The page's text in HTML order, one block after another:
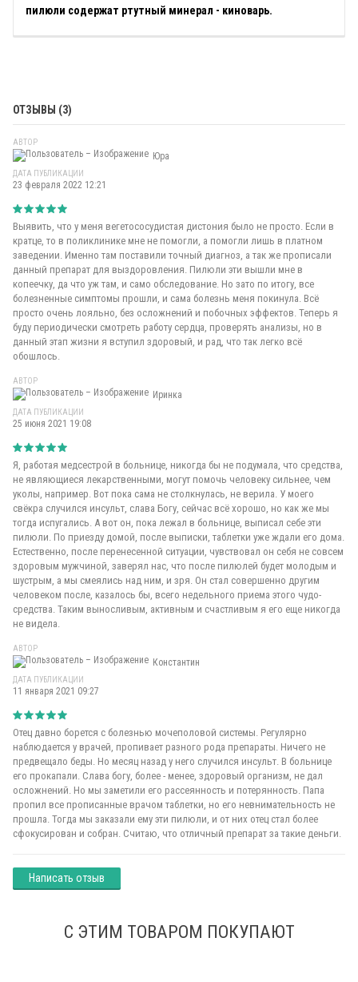
пилюли содержат ртутный минерал - киноварь.
ОТЗЫВЫ (3)
АВТОР
Юра
ДАТА ПУБЛИКАЦИИ
23 февраля 2022 12:21
Выявить, что у меня вегетососудистая дистония было не просто. Если в
кратце, то в поликлинике мне не помогли, а помогли лишь в платном
заведении. Именно там поставили точный диагноз, а так же прописали
данный препарат для выздоровления. Пилюли эти вышли мне в
копеечку, да что уж там, и само обследование. Но зато по итогу, все
болезненные симптомы прошли, и сама болезнь меня покинула. Всё
просто очень лояльно, без осложнений и побочных эффектов. Теперь я
буду периодически смотреть работу сердца, проверять анализы, но в
данный этап жизни я вступил здоровый, и рад, что так легко всё
обошлось.
АВТОР
Иринка
ДАТА ПУБЛИКАЦИИ
25 июня 2021 19:08
Я, работая медсестрой в больнице, никогда бы не подумала, что средства,
не являющиеся лекарственными, могут помочь человеку сильнее, чем
уколы, например. Вот пока сама не столкнулась, не верила. У моего
свёкра случился инсульт, слава Богу, сейчас всё хорошо, но как же мы
тогда испугались. А вот он, пока лежал в больнице, выписал себе эти
пилюли. По приезду домой, после выписки, таблетки уже ждали его дома.
Естественно, после перенесенной ситуации, чувствовал он себя не совсем
здоровым мужчиной, заверял нас, что после пилюлей будет молодым и
шустрым, а мы смеялись над ним, и зря. Он стал совершенно другим
человеком после, казалось бы, всего недельного приема этого чудо-
средства. Таким выносливым, активным и счастливым я его еще никогда
не видела.
АВТОР
Константин
ДАТА ПУБЛИКАЦИИ
11 января 2021 09:27
Отец давно борется с болезнью мочеполовой системы. Регулярно
наблюдается у врачей, пропивает разного рода препараты. Ничего не
предвещало беды. Но месяц назад у него случился инсульт. В больнице
его прокапали. Слава богу, более - менее, здоровый организм, не дал
осложнений. Но мы заметили его рассеянность и потерянность. Папа
пропил все прописанные врачом таблетки, но его невнимательность не
прошла. Тогда мы заказали ему эти пилюли, и от них отец стал более
сфокусирован и собран. Считаю, что отличный препарат за такие деньги.
Написать отзыв
С ЭТИМ ТОВАРОМ ПОКУПАЮТ